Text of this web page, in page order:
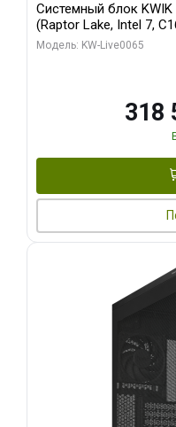
Системный блок KWIK
(Raptor Lake, Intel 7,
модуля)/ ASUS
Модель: KW-Live0065
318